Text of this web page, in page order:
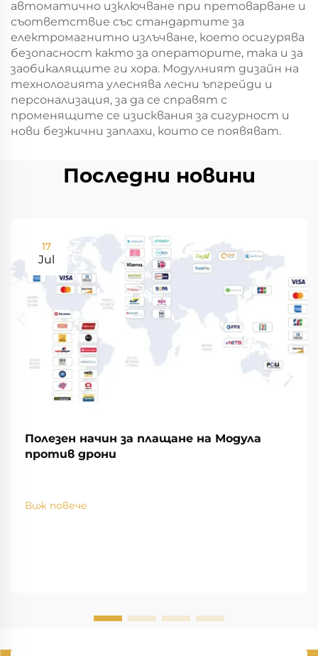
автоматично изключване при претоварване и
съответствие със стандартите за
електромагнитно излъчване, което осигурява
безопасност както за операторите, така и за
заобикалящите ги хора. Модулният дизайн на
технологията улеснява лесни ъпгрейди и
персонализация, за да се справят с
променящите се изисквания за сигурност и
нови безжични заплахи, които се появяват.
Последни новини
17
Jul
Полезен начин за плащане на Модула
против дрони
Виж повече